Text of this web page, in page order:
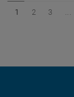
Seite 1 von 8
1 Seite 2 von 8
2 Seite 3
3